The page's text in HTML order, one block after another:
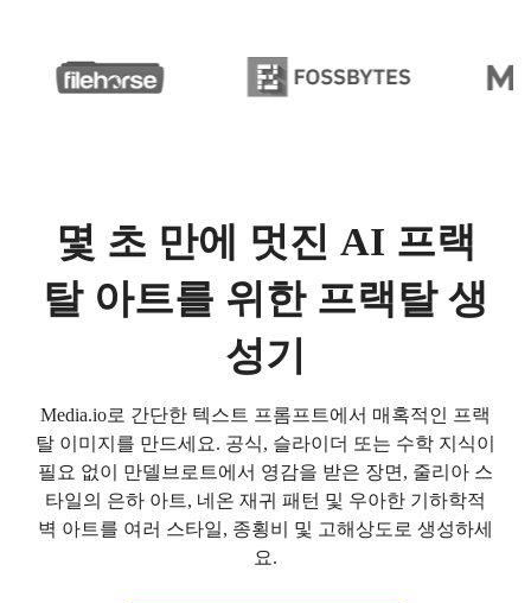
몇 초 만에 멋진 AI 프랙
탈 아트를 위한 프랙탈 생
성기
Media.io로 간단한 텍스트 프롬프트에서 매혹적인 프랙
탈 이미지를 만드세요. 공식, 슬라이더 또는 수학 지식이
필요 없이 만델브로트에서 영감을 받은 장면, 줄리아 스
타일의 은하 아트, 네온 재귀 패턴 및 우아한 기하학적
벽 아트를 여러 스타일, 종횡비 및 고해상도로 생성하세
요.